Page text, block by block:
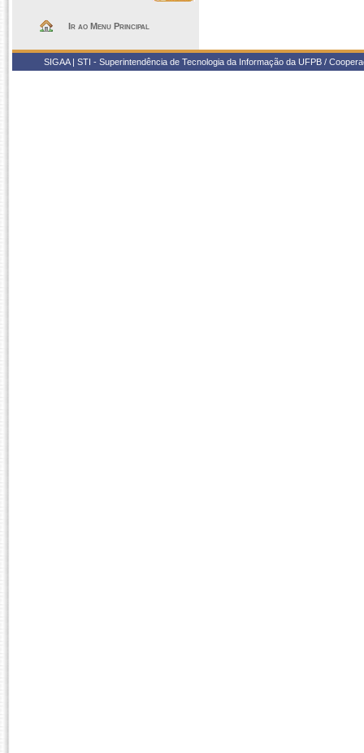
Ir ao Menu Principal
SIGAA | STI - Superintendência de Tecnologia da Informação da UFPB /